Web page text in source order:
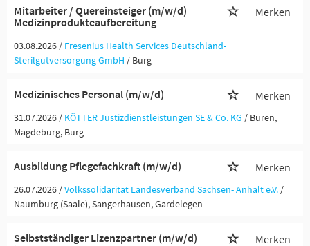
Mitarbeiter / Quereinsteiger (m/w/d)
Medizinprodukteaufbereitung
Merken
03.08.2026 / Fresenius Health Services Deutschland-
Sterilgutversorgung GmbH / Burg
Medizinisches Personal (m/w/d) Merken
31.07.2026 / KÖTTER Justizdienstleistungen SE & Co. KG / Büren,
Magdeburg, Burg
Ausbildung Pflegefachkraft (m/w/d) Merken
26.07.2026 /Volkssolidarität Landesverband Sachsen- Anhalt e.V. /
Naumburg (Saale), Sangerhausen, Gardelegen
Selbstständiger Lizenzpartner (m/w/d)
Merken